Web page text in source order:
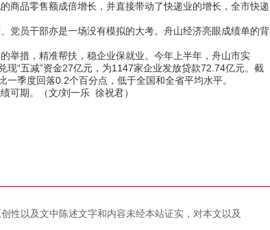
商品零售额成倍增长，并直接带动了快递业的增长，全市快递
员干部亦是一场没有模拟的大考。舟山经济亮眼成绩单的背
措，精准帮扶，稳企业保就业。今年上半年，舟山市实
现“五减”资金27亿元，为1147家企业发放贷款72.74亿元。截
季度回落0.2个百分点，低于全国和全省平均水平。
期。（文/刘一乐 徐祝君）
性以及文中陈述文字和内容未经本站证实，对本文以及